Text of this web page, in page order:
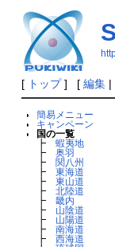
[ トップ] [ 編集|
簡易メニュー
キャンペーン
国の一覧
┣ 蝦夷地
┣ 奥羽
┣
関八州
┣ 東海道
┣ 東山道
┣ 北陸道
┣ 畿内
┣
山陰道
┣
山陽道
┣ 南海道
┣ 西海道